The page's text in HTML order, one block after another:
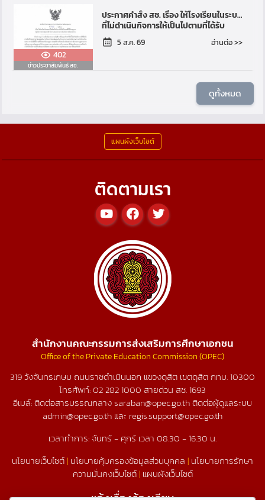
402
ข่าวประชาสัมพันธ์ สช.
ประกาศคำสั่ง สช. เรื่อง ให้โรงเรียนในระบบ
ที่ไม่ดำเนินกิจการให้เป็นไปตามที่ได้รับ
อนุญาต อยู่ในความควบคุมของสำนักงาน
คณะกรร...
5 ส.ค. 69 อ่านต่อ >>
ดูทั้งหมด
แผนผังเว็บไซต์
ติดตามเรา
สำนักงานคณะกรรมการส่งเสริมการศึกษาเอกชน
Office of the Private Education Commission (OPEC)
319 วังจันทรเกษม ถนนราชดำเนินนอก แขวงดุสิต เขตดุสิต กทม. 10300
โทรศัพท์:02 282 1000 สายด่วน สช.1693
อีเมล์: ติดต่อสารบรรณกลาง saraban@opec.go.th ติดต่อผู้ดูแลระบบ
admin@opec.go.th และ regis.support@opec.go.th
เวลาทำการ: จันทร์ - ศุกร์ เวลา 08.30 - 16.30 น.
นโยบายเว็บไซต์| นโยบายคุ้มครองข้อมูลส่วนบุคคล | นโยบายการรักษา
ความมั่นคงเว็บไซต์| แผนผังเว็บไซต์